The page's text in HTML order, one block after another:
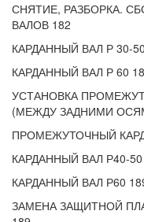
СНЯТИЕ, РАЗБОРКА.
ВАЛОВ 182
КАРДАННЫЙ ВАЛ Р 30-
КАРДАННЫЙ ВАЛ Р 60
УСТАНОВКА
(МЕЖДУ ЗАДНИМИ
ПРОМЕЖУТОЧНЫЙ
КАРДАННЫЙ ВАЛ Р40-50
КАРДАННЫЙ ВАЛ Р60
ЗАМЕНА ЗАЩИТНОЙ